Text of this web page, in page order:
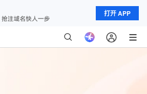
打开 APP